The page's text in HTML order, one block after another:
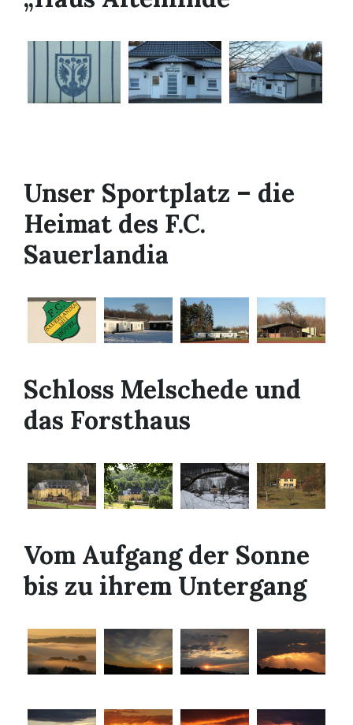
Unser Sportplatz – die
Heimat des F.C.
Sauerlandia
Schloss Melschede und
das Forsthaus
Vom Aufgang der Sonne
bis zu ihrem Untergang